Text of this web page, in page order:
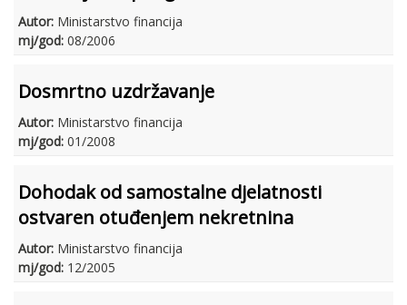
Autor: Ministarstvo financija
mj/god: 08/2006
Dosmrtno uzdržavanje
Autor: Ministarstvo financija
mj/god: 01/2008
Dohodak od samostalne djelatnosti
ostvaren otuđenjem nekretnina
Autor: Ministarstvo financija
mj/god: 12/2005